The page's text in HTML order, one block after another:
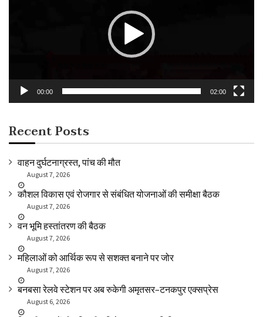
00:00 02:00
Recent Posts
वाहन दुर्घटनाग्रस्त, पांच की मौत
August 7, 2026
कौशल विकास एवं रोजगार से संबंधित योजनाओं की समीक्षा बैठक
August 7, 2026
वन भूमि हस्तांतरण की बैठक
August 7, 2026
महिलाओं को आर्थिक रूप से सशक्त बनाने पर जोर
August 7, 2026
बनबसा रेलवे स्टेशन पर अब रुकेगी अमृतसर–टनकपुर एक्सप्रेस
August 6, 2026